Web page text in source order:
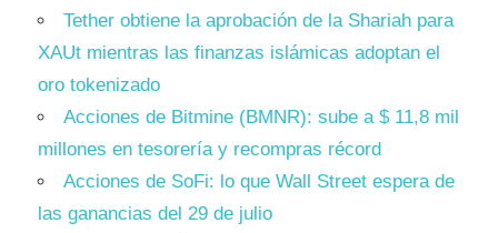
Tether obtiene la aprobación de la Shariah para
XAUt mientras las finanzas islámicas adoptan el
oro tokenizado
Acciones de Bitmine (BMNR): sube a $ 11,8 mil
millones en tesorería y recompras récord
Acciones de SoFi: lo que Wall Street espera de
las ganancias del 29 de julio